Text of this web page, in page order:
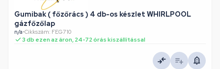
Gumibak ( főzőrács ) 4 db-os készlet WHIRLPOOL
gázfőzőlap
n/a•Cikkszám: FEG710
3 db ezen az áron, 24-72 órás kiszállítással